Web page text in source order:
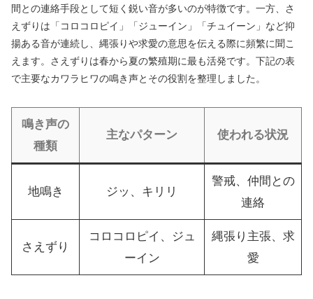
間との連絡手段として短く鋭い音が多いのが特徴です。一方、さ
えずりは「コロコロピイ」「ジューイン」「チュイーン」など抑
揚ある音が連続し、縄張りや求愛の意思を伝える際に頻繁に聞こ
えます。さえずりは春から夏の繁殖期に最も活発です。下記の表
で主要なカワラヒワの鳴き声とその役割を整理しました。
鳴き声の
種類
主なパターン 使われる状況
地鳴き ジッ、キリリ
警戒、仲間との
連絡
さえずり
コロコロピイ、ジュ
ーイン
縄張り主張、求
愛